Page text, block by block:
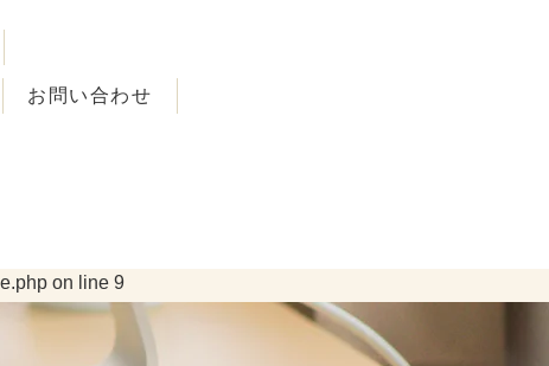
お問い合わせ
on line 9